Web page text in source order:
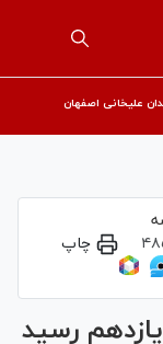
علیخانی اصفهان
چاپ
رسید